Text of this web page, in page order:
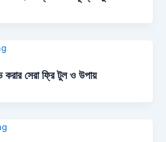
করার সেরা ফ্রি টুল ও উপায়